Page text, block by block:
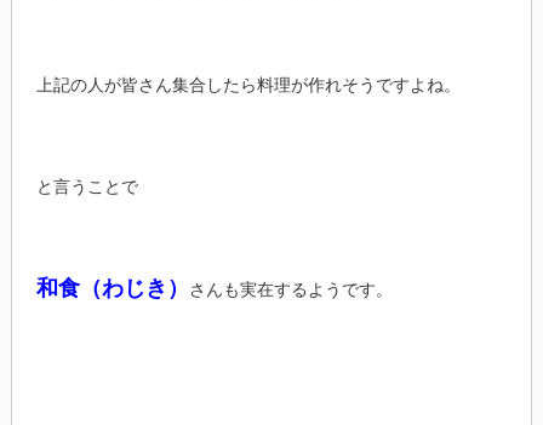
上記の人が皆さん集合したら料理が作れそうですよね。
と言うことで
和食（わじき） さんも実在するようです。